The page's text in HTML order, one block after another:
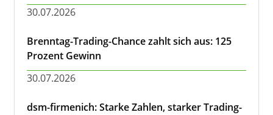
30.07.2026
Brenntag-Trading-Chance zahlt sich aus: 125
Prozent Gewinn
30.07.2026
dsm-firmenich: Starke Zahlen, starker Trading-